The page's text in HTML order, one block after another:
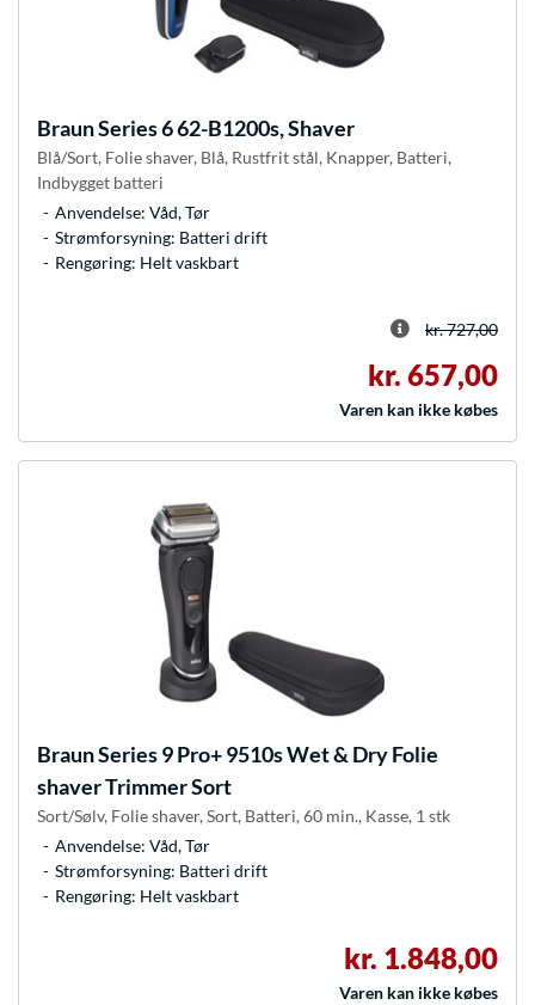
BraunSeries 6 62-B1200s, Shaver
Blå/Sort, Folie shaver, Blå, Rustfrit stål, Knapper, Batteri,
Indbygget batteri
Anvendelse: Våd, Tør
Strømforsyning: Batteri drift
Rengøring: Helt vaskbart
kr. 727,00
kr. 657,00
Varen kan ikke købes
BraunSeries 9 Pro+ 9510s Wet & Dry Folie
shaver Trimmer Sort
Sort/Sølv, Folie shaver, Sort, Batteri, 60 min., Kasse, 1 stk
Anvendelse: Våd, Tør
Strømforsyning: Batteri drift
Rengøring: Helt vaskbart
kr. 1.848,00
Varen kan ikke købes